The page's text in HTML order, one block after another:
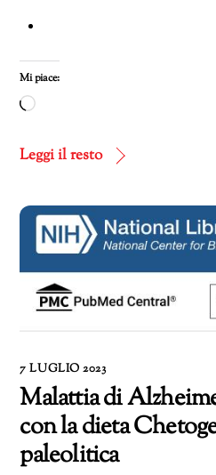
Mi piace:
Caricamento
corso…
Leggi il resto
7 LUGLIO 2023
Malattia di
con la dieta
paleolitica